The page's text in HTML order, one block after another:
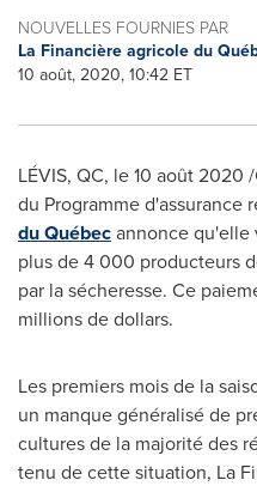
NOUVELLES FOURNIES PAR
La Financière agricole du
10 août, 2020, 10:42 ET
LÉVIS, QC, le 10 août 2020
du Programme d'assurance
du Québecannonce qu'elle
plus de 4 000 producteurs
par la sécheresse. Ce
millions de dollars.
Les premiers mois de la
un manque généralisé de
cultures de la majorité des
tenu de cette situation, La